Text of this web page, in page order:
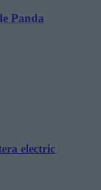
Panda
electric